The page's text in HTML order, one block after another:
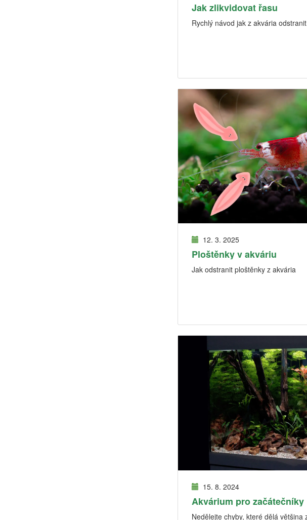
Jak zlikvidovat řasu
Rychlý návod jak z akvária
12. 3. 2025
Ploštěnky v akváriu
Jak odstranit ploštěnky z akvária
15. 8. 2024
Akvárium pro začátečníky
Nedělejte chyby, které dělá většina